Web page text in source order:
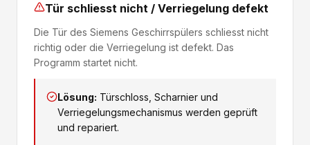
Tür schliesst nicht / Verriegelung defekt
Die Tür des Siemens Geschirrspülers schliesst nicht
richtig oder die Verriegelung ist defekt. Das
Programm startet nicht.
Lösung: Türschloss, Scharnier und
Verriegelungsmechanismus werden geprüft
und repariert.